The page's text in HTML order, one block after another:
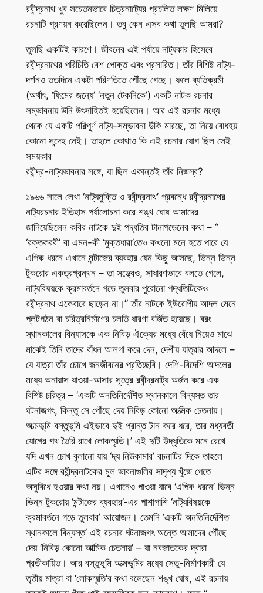
রবীন্দ্রনাথ খুব সচেতনভাবে চিত্রনাট্যের প্রচলিত লক্ষণ মিলিয়ে
রচনাটি প্রণয়ন করেছিলেন। তবু কেন এসব কথা তুলছি আমরা?
তুলছি একটিই কারণে। জীবনের এই পর্যায়ে নাট্যকার হিসেবে
রবীন্দ্রনাথের পরিচিতি বেশ পোক্ত এবং প্রসারিত। তাঁর বিশিষ্ট নাট্য-
দর্শনও ততদিনে একটা পরিণতিতে পৌঁছে গেছে। ফলে ব্যতিক্রমী
(অর্থাৎ, ‘ফিল্মের জন্যে’ ‘নতুন টেকনিকে’) একটি নাটক রচনার
সম্ভাবনায় উনি উৎসাহিতই হয়েছিলেন। আর এই রচনার মধ্যে
থেকে যে একটি পরিপূর্ণ নাট্য-সম্ভাবনা উঁকি মারছে, তা নিয়ে বোধহয়
কোনো সন্দেহ নেই। তাহলে কোথাও কি এই রচনার যোগ ছিল সেই
সময়কার
রবীন্দ্র-নাট্যভাবনার সঙ্গে, যা ছিল একান্তই তাঁর নিজস্ব?
১৯৬৬ সালে লেখা ‘নাট্যমুক্তি ও রবীন্দ্রনাথ’ প্রবন্ধে রবীন্দ্রনাথের
নাট্যরচনার ইতিহাস পর্যালোচনা করে শঙ্খ ঘোষ আমাদের
জানিয়েছিলেন কবির নাটকে দুই পদ্ধতির টানাপড়েনের কথা – ‘‘
‘রক্তকরবী’ বা এমন-কী ‘মুক্তধারা’তেও কখনো মনে হতে পারে যে
এপিক ধরনে এখানে মন্টাজের ব্যবহার যেন কিছু আসছে, ভিন্ন ভিন্ন
টুকরোর একত্রগ্রন্থন – তা সত্ত্বেও, সাধারণভাবে বলতে গেলে,
নাট্যবিষয়কে ক্রমাবর্তনে গড়ে তুলবার পুরোনো পদ্ধতিটিকেও
রবীন্দ্রনাথ একেবারে ছাড়েন না।” তাঁর নাটকে ইউরোপীয় আদল মেনে
প্লটগঠন বা চরিত্রনির্মাণের চলতি ধারণা বর্জিত হয়েছে। বরং
স্থানকালের বিন্যাসকে এক নিবিড় ঐক্যের মধ্যে বেঁধে নিয়েও মাঝে
মাঝেই তিনি তাদের বাঁধন আলগা করে দেন, দেশীয় যাত্রার আদলে –
যে যাত্রা তাঁর চোখে জনজীবনের প্রতিচ্ছবি। দেশি-বিদেশি আদলের
মধ্যে অনায়াস যাওয়া-আসার সূত্রে রবীন্দ্রনাট্য অর্জন করে এক
বিশিষ্ট চরিত্র – ‘একটি অনতিনির্দেশিত স্থানকালে বিন্যস্ত তার
ঘটনাজগৎ, কিন্তু সে পৌঁছে দেয় নিবিড় কোনো আত্মিক চেতনায়।
আত্মভূমি বস্তুভূমি এইভাবে দুই প্রান্ত টান করে ধরে, তার মধ্যবর্তী
যোগের পথ তৈরি রাখে লোকস্মৃতি।’ এই দুটি উদ্ধৃতিকে মনে রেখে
যদি এখন চোখ বুলানো যায় ‘দ্য নিউকামার’ রচনাটির দিকে তাহলে
এটির সঙ্গে রবীন্দ্রনাটকের মূল ভাবনাগুলির সাদৃশ্য খুঁজে পেতে
অসুবিধে হওয়ার কথা নয়। এখানেও পাওয়া যাবে ‘এপিক ধরনে’ ভিন্ন
ভিন্ন টুকরোয় ‘মন্টাজের ব্যবহার’-এর পাশাপাশি ‘নাট্যবিষয়কে
ক্রমাবর্তনে গড়ে তুলবার’ আয়োজন। তেমনি ‘একটি অনতিনির্দেশিত
স্থানকালে বিন্যস্ত’ এই রচনার ঘটনাজগৎ অন্তে আমাদের পৌঁছে
দেয় ‘নিবিড় কোনো আত্মিক চেতনায়’ – যা নবজাতকের দ্বারা
প্রতীকায়িত। আর বস্তুভূমি আত্মভূমির মধ্যে সেতু-নির্মাণকারী যে
তৃতীয় মাত্রা বা ‘লোকস্মৃতি’র কথা বলেছেন শঙ্খ ঘোষ, এই রচনায়